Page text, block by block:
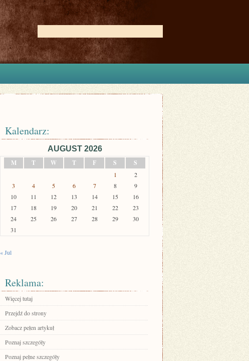
Kalendarz:
AUGUST 2026
M
T W T F S S
1
2
3
4 5 6 7 8
9
10
11 12 13 14 15
16
17
18 19 20 21 22
23
24
25 26 27 28 29
30
31
« Jul
Reklama:
Więcej tutaj
Przejdź do strony
Zobacz pełen artykuł
Poznaj szczegóły
Poznaj pełne szczegóły